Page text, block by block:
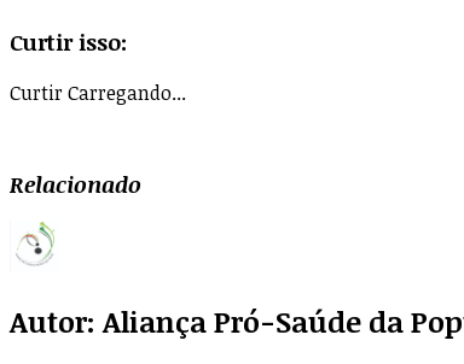
Curtir isso:
CurtirCarregando...
Relacionado
Autor: Aliança Pró-Saúde da